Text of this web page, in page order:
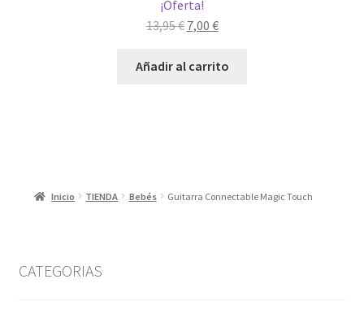
¡Oferta!
13,95€ El
original
7,00 €El
actual
Añadir al carrito
Inicio TIENDA Bebés Guitarra Connectable Magic Touch
CATEGORIAS